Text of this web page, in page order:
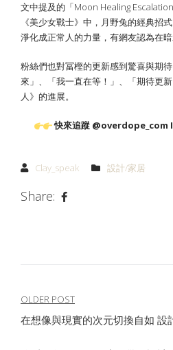
文中提及的「Moon Healing
《美少女戰士》中，月野兔的經典招
淨化成正常人的力量，有網友認為在
粉絲們也對冨樫的更新感到驚喜與期
來」、「我一直在等！」、「期待更
人》的進展。
快來追蹤 @overdope_com
Clay_speak 設計/家居
Share:
文
章
OLDER POST
在想像與現實的次元切換自如 設